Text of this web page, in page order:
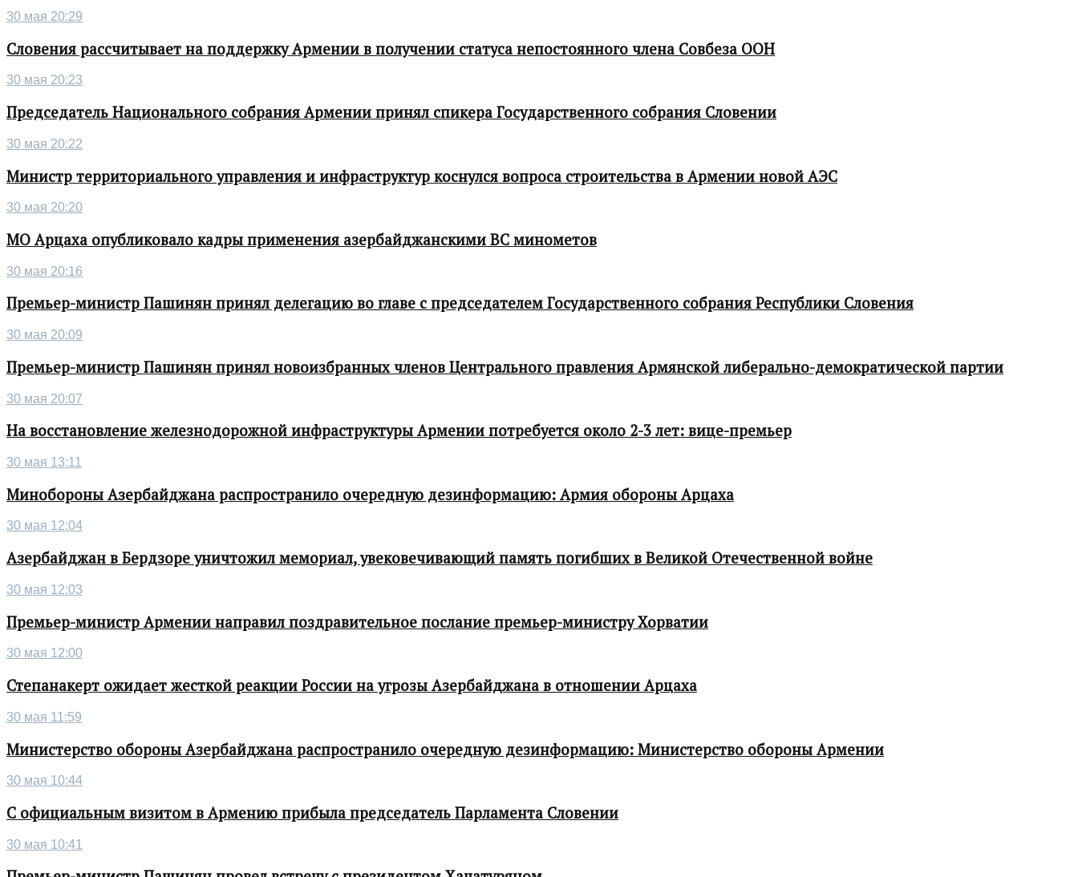
30 мая 20:29
Словения рассчитывает на поддержку Армении в получении статуса непостоянного члена Совбеза ООН
30 мая 20:23
Председатель Национального собрания Армении принял спикера Государственного собрания Словении
30 мая 20:22
Министр территориального управления и инфраструктур коснулся вопроса строительства в Армении новой АЭС
30 мая 20:20
МО Арцаха опубликовало кадры применения азербайджанскими ВС минометов
30 мая 20:16
Премьер-министр Пашинян принял делегацию во главе с председателем Государственного собрания Республики Словения
30 мая 20:09
Премьер-министр Пашинян принял новоизбранных членов Центрального правления Армянской либерально-демократической партии
30 мая 20:07
На восстановление железнодорожной инфраструктуры Армении потребуется около 2-3 лет: вице-премьер
30 мая 13:11
Минобороны Азербайджана распространило очередную дезинформацию: Армия обороны Арцаха
30 мая 12:04
Азербайджан в Бердзоре уничтожил мемориал, увековечивающий память погибших в Великой Отечественной войне
30 мая 12:03
Премьер-министр Армении направил поздравительное послание премьер-министру Хорватии
30 мая 12:00
Степанакерт ожидает жесткой реакции России на угрозы Азербайджана в отношении Арцаха
30 мая 11:59
Министерство обороны Азербайджана распространило очередную дезинформацию: Министерство обороны Армении
30 мая 10:44
С официальным визитом в Армению прибыла председатель Парламента Словении
30 мая 10:41